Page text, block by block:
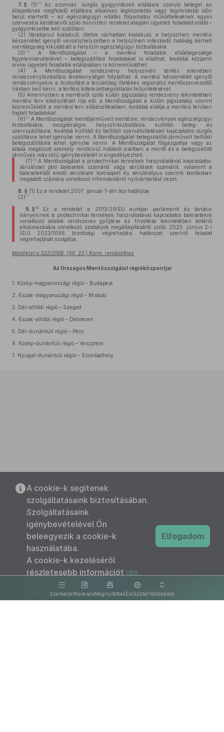
7. § (1) 13Az azonnali, sürgős gyógyintézeti ellátásra szoruló beteget az
állapotának megfelelő ellátásra alkalmas legközelebbi vagy legrövidebb időn
belül elérhető – az egészségügyi ellátás folyamatos működtetésének egyes
szervezési kérdéseiről szóló miniszteri rendelet alapján ügyeleti feladatot ellátó –
gyógyintézetbe kell szállítani.
(2) Váratlanul kialakult, illetve várhatóan kialakuló, a helyszínen mentési
készenlétet igénylő veszélyhelyzetben a helyszínen intézkedő hatóság kérheti
mentőegység kiküldését a helyszín egészségügyi biztosítására.
(3) 14
A Mentőszolgálat – a mentési feladatok elsődlegessége
figyelembevételével – betegszállítási feladatokat is elláthat, továbbá központi
orvosi ügyeleti feladatok ellátásában is közreműködhet.
(4) A Mentőszolgálat rendezvény helyszínén térítés ellenében
rendezvénybiztosítási tevékenységet folytathat. A mentési készenlétet igénylő
rendezvényekre a biztosítást a területileg illetékes regionális mentőszervezettől
írásban kell kérni, a térítési kötelezettségvállalás feltüntetésével.
(5) Amennyiben a mentésről szóló külön jogszabály rendezvény tekintetében
mentési terv elkészítését írja elő, a Mentőszolgálat a külön jogszabály szerint
közreműködik a mentési terv előkészítésében, továbbá ellátja a mentési tervben
foglalt feladatokat.
(6) 15 A Mentőszolgálat mentőjárműveit mentésre, rendezvények egészségügyi
biztosítására, mozgóőrségre, helyszínbiztosításra, külföldi beteg- és
szervszállításra, továbbá külföldi és belföldi szervátültetéssel kapcsolatos sürgős
szállításra lehet igénybe venni. A Mentőszolgálat betegszállító járműveit belföldi
betegszállításra lehet igénybe venni. A Mentőszolgálat főigazgatója vagy az
általa megbízott személy rendkívül indokolt esetben a mentő és a betegszállító
járművek más célú igénybevételét is engedélyezheti.
(7) 16A Mentőszolgálat a pirotechnikai termékek használatával kapcsolatos,
sérüléssel járó balesetek számáról vagy sérülések számáról, valamint a
balesetekből eredő sérülések korcsoport és sérüléstípus szerinti bontásban
megadott számára vonatkozó információkról nyilvántartást vezet.
8. § (1) Ez a rendelet 2007. január 1-jén lép hatályba.
(2) 17
9. § 18
Ez a rendelet a 2013/29/EU európai parlamenti és tanácsi
irányelvnek a pirotechnikai termékek használatával kapcsolatos balesetekre
vonatkozó adatok rendszeres gyűjtése és frissítése tekintetében történő
alkalmazására vonatkozó szabályok megállapításáról szóló, 2023. június 2-i
(EU) 2023/1096 bizottsági végrehajtási határozat szerinti feladat
végrehajtását szolgálja.
Melléklet a 322/2006. (XII. 23.) Korm. rendelethez
Az Országos Mentőszolgálat régióközpontjai
1.
Közép-magyarországi régió – Budapest
2.
Észak-magyaroszági régió – Miskolc
3.
Dél-alföldi régió – Szeged
4.
Észak-alföldi régió – Debrecen
5.
Dél-dunántúli régió – Pécs
6.
Közép-dunántúli régió – Veszprém
7. Nyugat-dunántúli régió – Szombathely
SzerkezetKeresésMegnyitottakEszköztárVáltozások
A cookie-k segítenek
szolgáltatásaink biztosításában.
Szolgáltatásaink
igénybevételével Ön
beleegyezik a cookie-k
használatába.
A cookie-k kezeléséről
részletesebb információt ide
kattintva olvashat.
Elfogadom